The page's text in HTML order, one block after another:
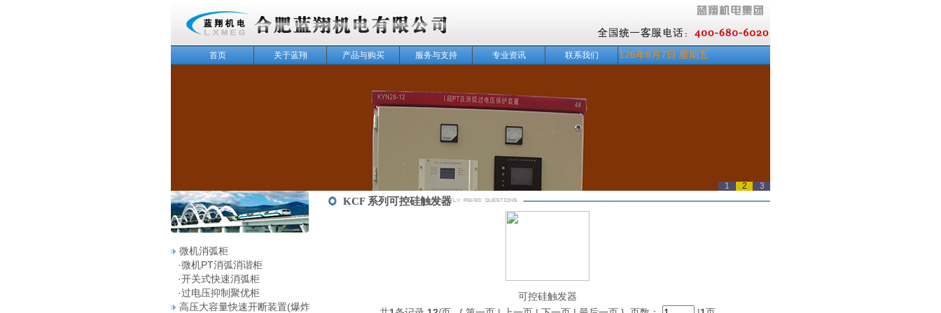
首页 关于蓝翔 产品与购买 服务与支持 专业资讯 联系我们 126年8月7日 星期五
1 2 3
微机消弧柜
·微机PT消弧消谐柜
·开关式快速消弧柜
·过电压抑制聚优柜
高压大容量快速开断装置(爆炸
KCF 系列可控硅触发器
可控硅触发器